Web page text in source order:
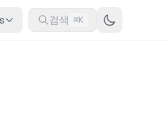
검색 ⌘K